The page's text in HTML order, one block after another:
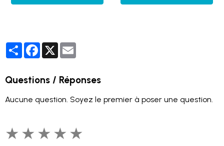
PartagerFacebook
X
Questions / Réponses
Aucune question. Soyez le premier à poser une question.
★ ★ ★ ★ ★